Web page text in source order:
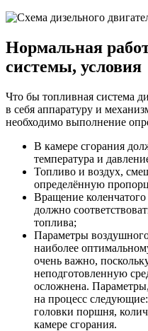
Нормальная
системы, условия
Что бы топливная система
в себя аппаратуру и
необходимо выполнение
В камере сгорания
температура и
Топливо и воздух,
определённую
Вращение коленчатого
должно
топлива;
Параметры
наиболее
очень важно,
неподготовленную
осложнена.
на процесс
головки поршня,
камере сгорания.